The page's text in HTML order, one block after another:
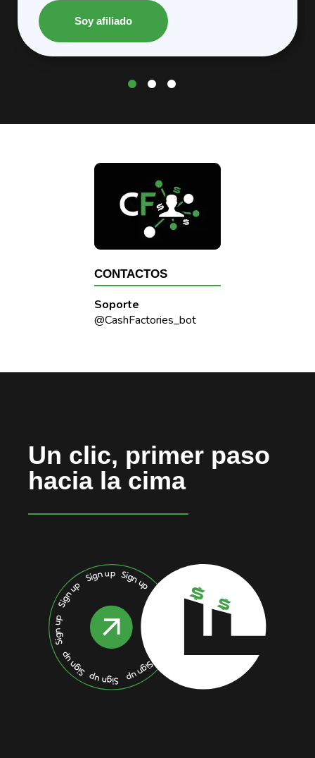
Soy afiliado
CONTACTOS
Soporte
@CashFactories_bot
Un clic, primer paso
hacia la cima